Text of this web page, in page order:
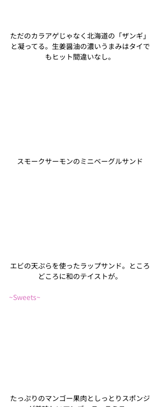
ただのカラアゲじゃなく北海道の「ザンギ」
と凝ってる。生姜醤油の濃いうまみはタイで
もヒット間違いなし。
スモークサーモンのミニベーグルサンド
エビの天ぷらを使ったラップサンド。ところ
どころに和のテイストが。
~Sweets~
たっぷりのマンゴー果肉としっとりスポンジ